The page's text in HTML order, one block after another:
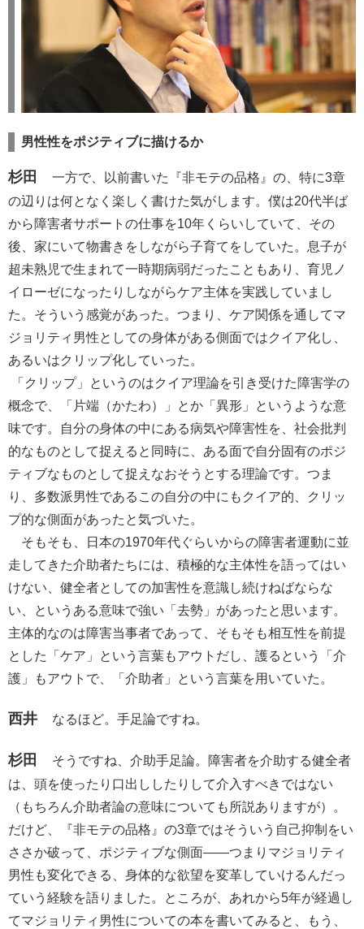
男性性をポジティブに描けるか
杉田 一方で、以前書いた『非モテの品格』の、特に3章
の辺りは何となく楽しく書けた気がします。僕は20代半ば
から障害者サポートの仕事を10年くらいしていて、その
後、家にいて物書きをしながら子育てをしていた。息子が
超未熟児で生まれて一時期病弱だったこともあり、育児ノ
イローゼになったりしながらケア主体を実践していまし
た。そういう感覚があった。つまり、ケア関係を通してマ
ジョリティ男性としての身体がある側面ではクイア化し、
あるいはクリップ化していった。
「クリップ」というのはクイア理論を引き受けた障害学の
概念で、「片端（かたわ）」とか「異形」というような意
味です。自分の身体の中にある病気や障害性を、社会批判
的なものとして捉えると同時に、ある面で自分固有のポジ
ティブなものとして捉えなおそうとする理論です。つま
り、多数派男性であるこの自分の中にもクイア的、クリッ
プ的な側面があったと気づいた。
そもそも、日本の1970年代ぐらいからの障害者運動に並
走してきた介助者たちには、積極的な主体性を語ってはい
けない、健全者としての加害性を意識し続けねばならな
い、というある意味で強い「去勢」があったと思います。
主体的なのは障害当事者であって、そもそも相互性を前提
とした「ケア」という言葉もアウトだし、護るという「介
護」もアウトで、「介助者」という言葉を用いていた。
西井 なるほど。手足論ですね。
杉田
そうですね、介助手足論。障害者を介助する健全者
は、頭を使ったり口出ししたりして介入すべきではない
（もちろん介助者論の意味についても所説ありますが）。
だけど、『非モテの品格』の3章ではそういう自己抑制をい
ささか破って、ポジティブな側面――つまりマジョリティ
男性も変化できる、身体的な欲望を変革していけるんだっ
ていう経験を語りました。ところが、あれから5年が経過し
てマジョリティ男性についての本を書いてみると、もう、